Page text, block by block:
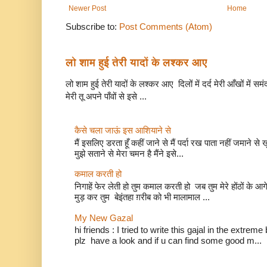
Newer Post Home
Subscribe to: Post Comments (Atom)
लो शाम हुई तेरी यादों के लश्कर आए
लो शाम हुई तेरी यादों के लश्कर आए दिलों में दर्द मेरी आँखों में
मेरी तू अपने पाँवों से इसे ...
कैसे चला जाऊं इस आशियाने से
मैं इसलिए डरता हूँ कहीं जाने से मैं पर्दा रख पाता नहीं जमाने
मुझे सताने से मेरा चमन है मैंने इसे...
कमाल करती हो
निगाहें फेर लेती हो तुम कमाल करती हो जब तुम मेरे होंठों के
मुड़ कर तुम बेइंतहा ग़रीब को भी मालामाल ...
My New Gazal
hi friends : I tried to write this gajal in the
plz have a look and if u can find some good m...